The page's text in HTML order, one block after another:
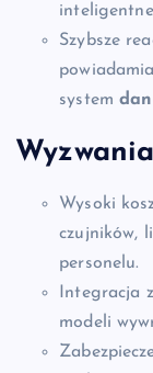
Szybsze
system
Wyzwania
Wysoki
czujników,
personelu.
Integracja
modeli